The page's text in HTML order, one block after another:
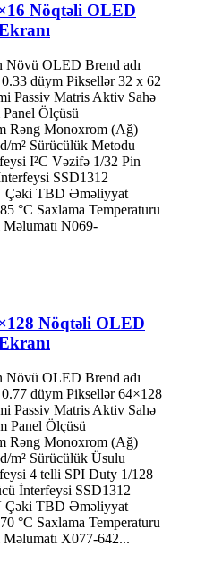
Nöqtəli OLED
Növü OLED Brend adı
düym Piksellər 32 x 62
Passiv Matris Aktiv Sahə
Ölçüsü
Rəng Monoxrom (Ağ)
m² Sürücülük Metodu
I²C Vəzifə 1/32 Pin
SSD1312
Çəki TBD Əməliyyat
°C Saxlama Temperaturu
N069-
Nöqtəli OLED
Növü OLED Brend adı
düym Piksellər 64×128
Passiv Matris Aktiv Sahə
Panel Ölçüsü
Rəng Monoxrom (Ağ)
m² Sürücülük Üsulu
4 telli SPI Duty 1/128
İnterfeysi SSD1312
Çəki TBD Əməliyyat
°C Saxlama Temperaturu
X077-642...